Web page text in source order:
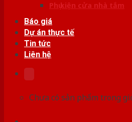
Phụ kiện cửa nhà tắm
Báo giá
Dự án thực tế
Tin tức
Liên hệ
Chưa có sản phẩm trong